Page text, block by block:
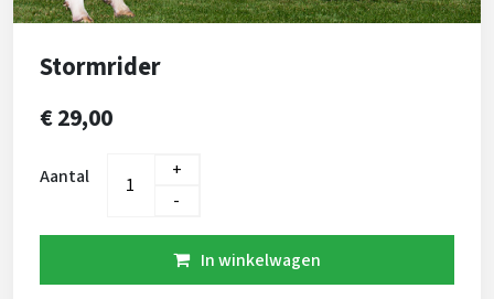
Stormrider
€ 29,00
Aantal
+
-
In winkelwagen